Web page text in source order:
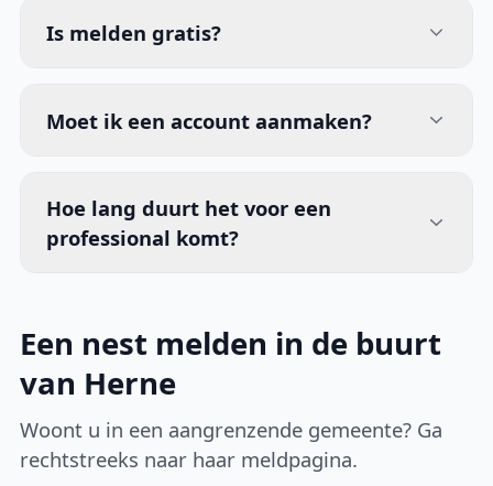
Is melden gratis?
Moet ik een account aanmaken?
Hoe lang duurt het voor een
professional komt?
Een nest melden in de buurt
van Herne
Woont u in een aangrenzende gemeente? Ga
rechtstreeks naar haar meldpagina.